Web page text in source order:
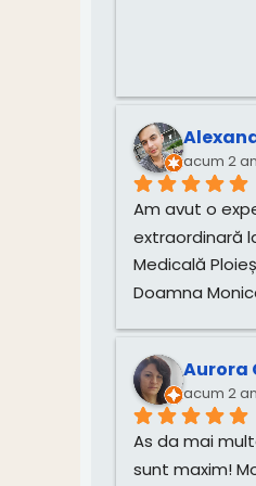
integralitate
mare de la
bucur nespus
Recomand cu
acum 2
Am avut o
extraordinară
Medicală
Doamna
fiecare pas al
Una dintre
avea
revenit
Aurora
acum 2
As da mai
sunt maxim!